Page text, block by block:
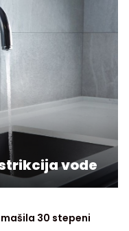
vode
30 stepeni